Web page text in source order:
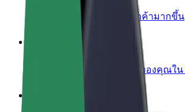
เพิ่มรายได้ด้วยการเข้าถึงลูกค้ามากขึ้น
ลงทะเบียนเป็นเจ้าของฟลีท
เพิ่มรายได้ด้วยการเพิ่มฟลีทของคุณใน